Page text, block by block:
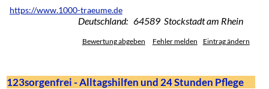
https://www.1000-traeume.de
Deutschland: 64589 Stockstadt am Rhein
Bewertung abgeben Fehler melden Eintrag ändern
123sorgenfrei - Alltagshilfen und 24 Stunden Pflege